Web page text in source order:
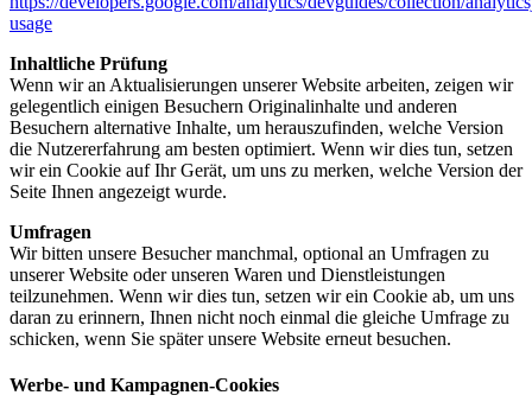
usage
Inhaltliche Prüfung
Wenn wir an Aktualisierungen unserer Website arbeiten, zeigen wir
gelegentlich einigen Besuchern Originalinhalte und anderen
Besuchern alternative Inhalte, um herauszufinden, welche Version
die Nutzererfahrung am besten optimiert. Wenn wir dies tun, setzen
wir ein Cookie auf Ihr Gerät, um uns zu merken, welche Version der
Seite Ihnen angezeigt wurde.
Umfragen
Wir bitten unsere Besucher manchmal, optional an Umfragen zu
unserer Website oder unseren Waren und Dienstleistungen
teilzunehmen. Wenn wir dies tun, setzen wir ein Cookie ab, um uns
daran zu erinnern, Ihnen nicht noch einmal die gleiche Umfrage zu
schicken, wenn Sie später unsere Website erneut besuchen.
Werbe- und Kampagnen-Cookies